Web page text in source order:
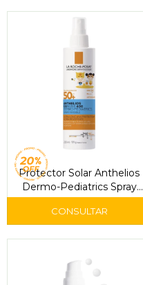
Protector Solar Anthelios
Dermo-Pediatrics Spray
Invisible FPS 50+ 200 ml -
La Roche-Posay